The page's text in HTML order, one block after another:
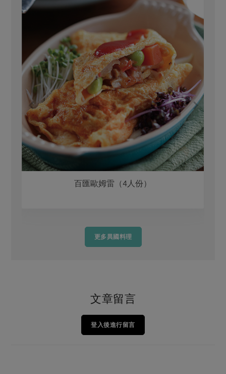
百匯歐姆雷（4人份）
更多異國料理
文章留言
登入後進行留言